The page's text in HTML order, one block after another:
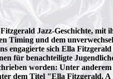
Jazz-Geschichte,
Timing und dem
engagierte sich Ella
für benachteiligte
worden: Unter
dem Titel "Ella Fitzgerald.